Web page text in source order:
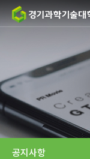
공지사항